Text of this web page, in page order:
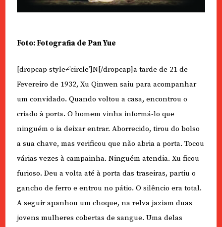
Foto: Fotografia de Pan Yue
[dropcap style≠’circle’]N[/dropcap]a tarde de 21 de
Fevereiro de 1932, Xu Qinwen saiu para acompanhar
um convidado. Quando voltou a casa, encontrou o
criado à porta. O homem vinha informá-lo que
ninguém o ia deixar entrar. Aborrecido, tirou do bolso
a sua chave, mas verificou que não abria a porta. Tocou
várias vezes à campainha. Ninguém atendia. Xu ficou
furioso. Deu a volta até à porta das traseiras, partiu o
gancho de ferro e entrou no pátio. O silêncio era total.
A seguir apanhou um choque, na relva jaziam duas
jovens mulheres cobertas de sangue. Uma delas